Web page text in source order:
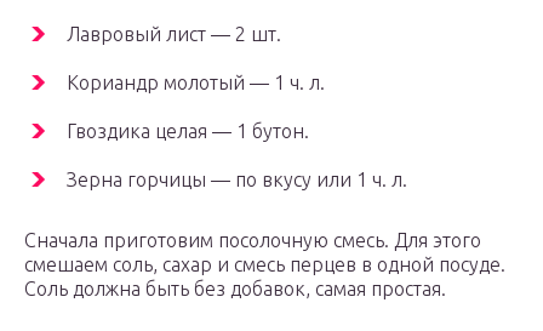
Лавровый лист — 2 шт.
Кориандр молотый — 1 ч. л.
Гвоздика целая — 1 бутон.
Зерна горчицы — по вкусу или 1 ч. л.
Сначала приготовим посолочную смесь. Для этого
смешаем соль, сахар и смесь перцев в одной посуде.
Соль должна быть без добавок, самая простая.